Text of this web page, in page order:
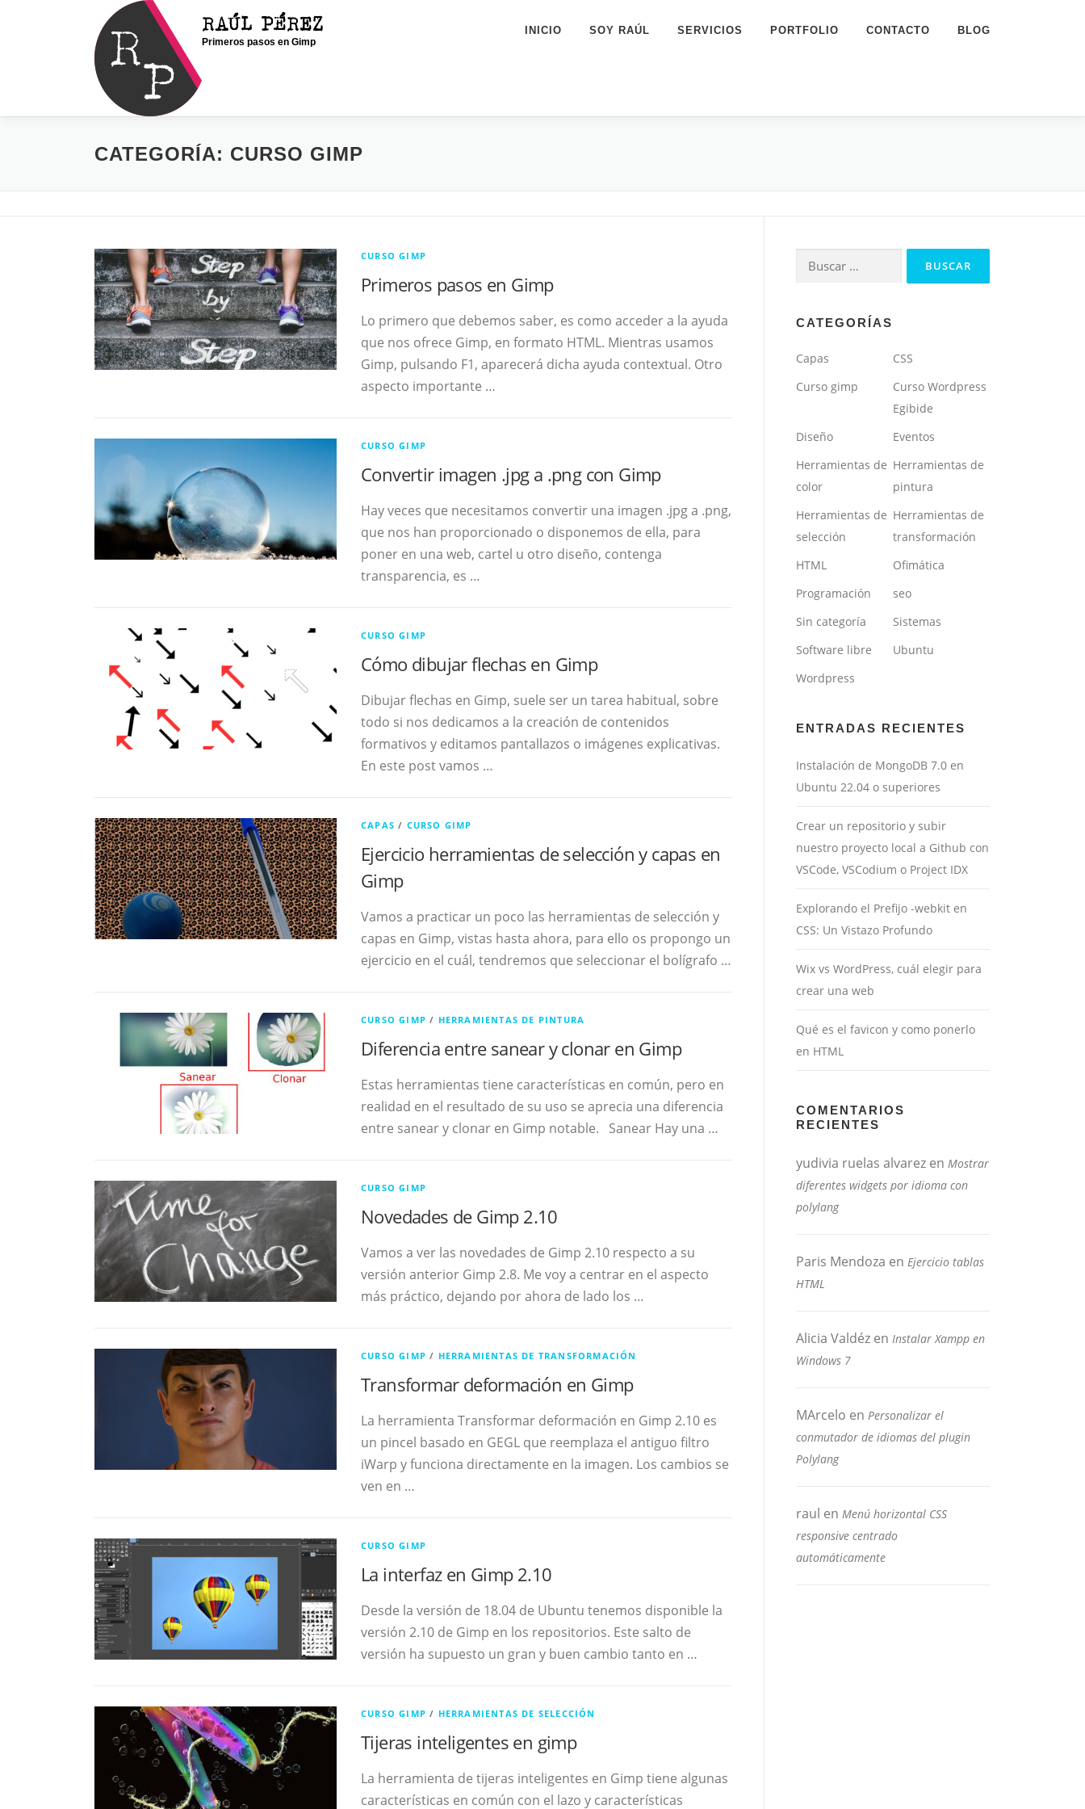
RAÚL PÉREZ
Primeros pasos en Gimp
INICIO SOY RAÚL SERVICIOS PORTFOLIO CONTACTO BLOG
CATEGORÍA: CURSO GIMP
CURSO GIMP
Primeros pasos en Gimp
Lo primero que debemos saber, es como acceder a la ayuda
que nos ofrece Gimp, en formato HTML. Mientras usamos
Gimp, pulsando F1, aparecerá dicha ayuda contextual. Otro
aspecto importante …
CURSO GIMP
Convertir imagen .jpg a .png con Gimp
Hay veces que necesitamos convertir una imagen .jpg a .png,
que nos han proporcionado o disponemos de ella, para
poner en una web, cartel u otro diseño, contenga
transparencia, es …
CURSO GIMP
Cómo dibujar flechas en Gimp
Dibujar flechas en Gimp, suele ser un tarea habitual, sobre
todo si nos dedicamos a la creación de contenidos
formativos y editamos pantallazos o imágenes explicativas.
En este post vamos …
CAPAS / CURSO GIMP
Ejercicio herramientas de selección y capas en
Gimp
Vamos a practicar un poco las herramientas de selección y
capas en Gimp, vistas hasta ahora, para ello os propongo un
ejercicio en el cuál, tendremos que seleccionar el bolígrafo …
CURSO GIMP / HERRAMIENTAS DE PINTURA
Diferencia entre sanear y clonar en Gimp
Estas herramientas tiene características en común, pero en
realidad en el resultado de su uso se aprecia una diferencia
entre sanear y clonar en Gimp notable. Sanear Hay una …
CURSO GIMP
Novedades de Gimp 2.10
Vamos a ver las novedades de Gimp 2.10 respecto a su
versión anterior Gimp 2.8. Me voy a centrar en el aspecto
más práctico, dejando por ahora de lado los …
CURSO GIMP / HERRAMIENTAS DE TRANSFORMACIÓN
Transformar deformación en Gimp
La herramienta Transformar deformación en Gimp 2.10 es
un pincel basado en GEGL que reemplaza el antiguo filtro
iWarp y funciona directamente en la imagen. Los cambios se
ven en …
CURSO GIMP
La interfaz en Gimp 2.10
Desde la versión de 18.04 de Ubuntu tenemos disponible la
versión 2.10 de Gimp en los repositorios. Este salto de
versión ha supuesto un gran y buen cambio tanto en …
CURSO GIMP / HERRAMIENTAS DE SELECCIÓN
Tijeras inteligentes en gimp
La herramienta de tijeras inteligentes en Gimp tiene algunas
características en común con el lazo y características
Buscar:
CATEGORÍAS
Capas
CSS
Curso gimp
Curso Wordpress
Egibide
Diseño
Eventos
Herramientas de
color
Herramientas de
pintura
Herramientas de
selección
Herramientas de
transformación
HTML
Ofimática
Programación
seo
Sin categoría
Sistemas
Software libre
Ubuntu
Wordpress
ENTRADAS RECIENTES
Instalación de MongoDB 7.0 en
Ubuntu 22.04 o superiores
Crear un repositorio y subir
nuestro proyecto local a Github con
VSCode, VSCodium o Project IDX
Explorando el Prefijo -webkit en
CSS: Un Vistazo Profundo
Wix vs WordPress, cuál elegir para
crear una web
Qué es el favicon y como ponerlo
en HTML
COMENTARIOS
RECIENTES
yudivia ruelas alvarez en Mostrar
diferentes widgets por idioma con
polylang
Paris Mendoza en Ejercicio tablas
HTML
Alicia Valdéz en Instalar Xampp en
Windows 7
MArcelo en Personalizar el
conmutador de idiomas del plugin
Polylang
raul en Menú horizontal CSS
responsive centrado
automáticamente